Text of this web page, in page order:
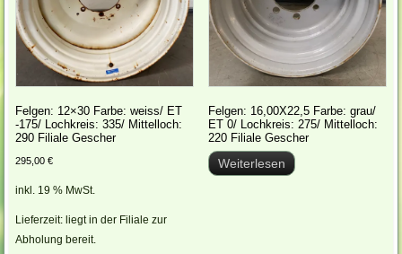
Felgen: 12×30 Farbe: weiss/ ET
-175/ Lochkreis: 335/ Mittelloch:
290 Filiale Gescher
295,00€
inkl. 19 % MwSt.
Lieferzeit: liegt in der Filiale zur
Abholung bereit.
Felgen: 16,00X22,5 Farbe: grau/
ET 0/ Lochkreis: 275/ Mittelloch:
220 Filiale Gescher
Weiterlesen